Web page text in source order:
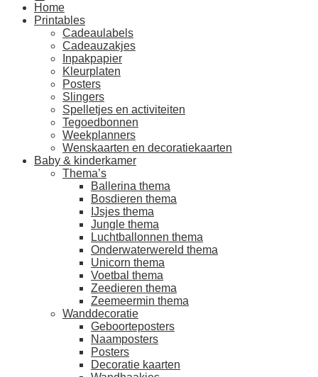
Home
Printables
Cadeaulabels
Cadeauzakjes
Inpakpapier
Kleurplaten
Posters
Slingers
Spelletjes en activiteiten
Tegoedbonnen
Weekplanners
Wenskaarten en decoratiekaarten
Baby & kinderkamer
Thema’s
Ballerina thema
Bosdieren thema
IJsjes thema
Jungle thema
Luchtballonnen thema
Onderwaterwereld thema
Unicorn thema
Voetbal thema
Zeedieren thema
Zeemeermin thema
Wanddecoratie
Geboorteposters
Naamposters
Posters
Decoratie kaarten